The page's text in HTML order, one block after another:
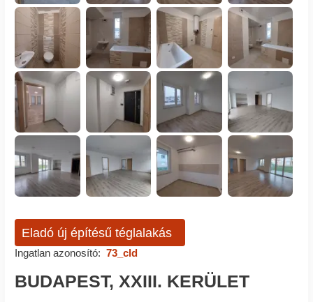
Eladó új építésű téglalakás
Ingatlan azonosító: 73_cld
BUDAPEST, XXIII. KERÜLET